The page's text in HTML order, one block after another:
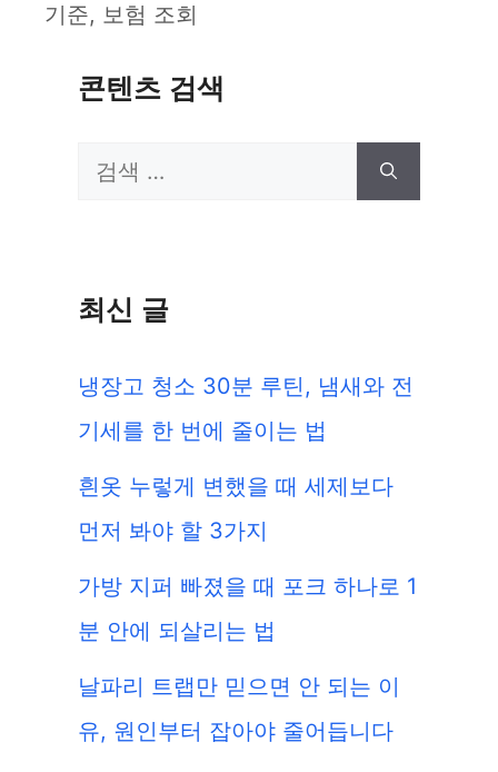
기준, 보험 조회
콘텐츠 검색
검
최신 글
냉장고 청소 30분 루틴, 냄새와 전
기세를 한 번에 줄이는 법
흰옷 누렇게 변했을 때 세제보다
먼저 봐야 할 3가지
가방 지퍼 빠졌을 때 포크 하나로 1
분 안에 되살리는 법
날파리 트랩만 믿으면 안 되는 이
유, 원인부터 잡아야 줄어듭니다